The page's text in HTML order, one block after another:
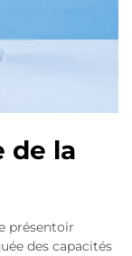
de la
présentoir
des capacités